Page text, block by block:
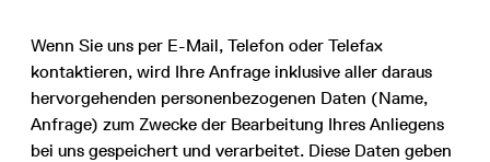
Wenn Sie uns per E-Mail, Telefon oder Telefax
kontaktieren, wird Ihre Anfrage inklusive aller daraus
hervorgehenden personenbezogenen Daten (Name,
Anfrage) zum Zwecke der Bearbeitung Ihres Anliegens
bei uns gespeichert und verarbeitet. Diese Daten geben